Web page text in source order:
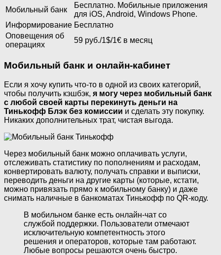
Мобильный банк
Бесплатно. Мобильные приложения
для iOS, Android, Windows Phone.
Информирование Бесплатно
Оповещения об
операциях
59 руб./1$/1€ в месяц
Мобильный банк и онлайн-кабинет
Если я хочу купить что-то в одной из своих категорий,
чтобы получить кэшбэк, я могу через мобильный банк
с любой своей карты перекинуть деньги на
Тинькофф Блэк без комиссии и сделать эту покупку.
Никаких дополнительных трат, чистая выгода.
Через мобильный банк можно оплачивать услуги,
отслеживать статистику по пополнениям и расходам,
конвертировать валюту, получать справки и выписки,
переводить деньги на другие карты (которые, кстати,
можно привязать прямо к мобильному банку) и даже
снимать наличные в банкоматах Тинькофф по QR-коду.
В мобильном банке есть онлайн-чат со
службой поддержки. Пользователи отмечают
исключительную компетентность этого
решения и операторов, которые там работают.
Любые вопросы решаются очень быстро.